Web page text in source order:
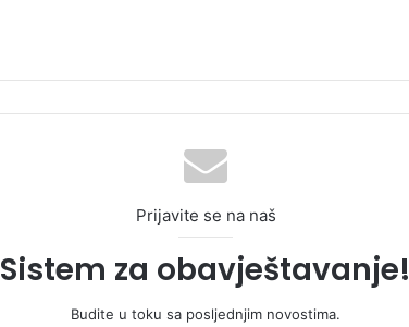
Prijavite se na naš
Sistem za obavještavanje!
Budite u toku sa posljednjim novostima.